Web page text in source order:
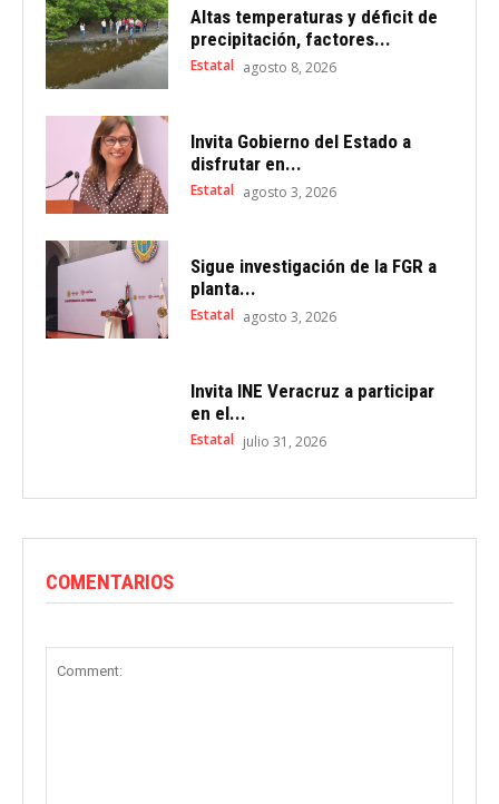
Altas temperaturas y déficit de
precipitación, factores...
Estatal agosto 8, 2026
Invita Gobierno del Estado a
disfrutar en...
Estatal agosto 3, 2026
Sigue investigación de la FGR a
planta...
Estatal agosto 3, 2026
Invita INE Veracruz a participar
en el...
Estatal julio 31, 2026
COMENTARIOS